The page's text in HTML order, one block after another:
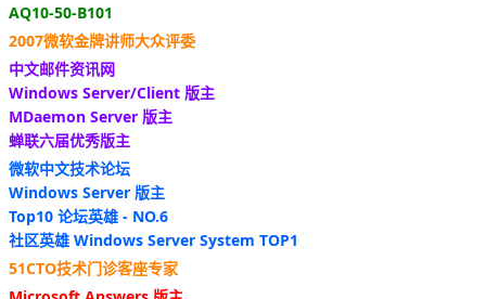
AQ10-50-B101
2007微软金牌讲师大众评委
中文邮件资讯网
Windows Server/Client 版主
MDaemon Server 版主
蝉联六届优秀版主
微软中文技术论坛
Windows Server 版主
Top10 论坛英雄 - NO.6
社区英雄 Windows Server System TOP1
51CTO技术门诊客座专家